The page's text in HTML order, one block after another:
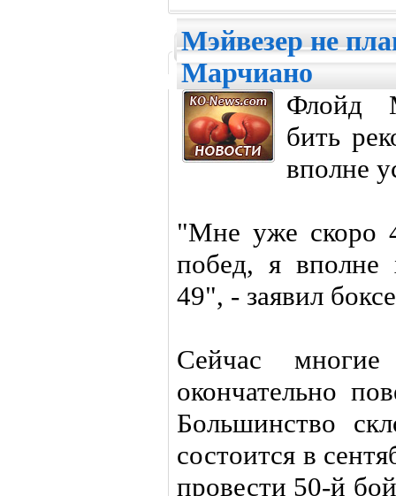
Мэйвезер не
Марчиано
Флойд
бить
вполне
"Мне уже скоро
побед, я вполне
49", - заявил
Сейчас
окончательно
Большинство
состоится в
провести 50-й